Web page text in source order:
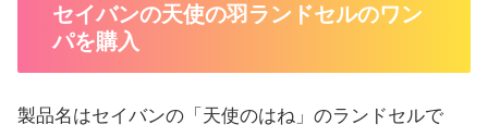
セイバンの天使の羽ランドセルのワン
パを購入
製品名はセイバンの「天使のはね」のランドセルで